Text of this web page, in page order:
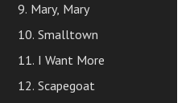
9. Mary, Mary
10. Smalltown
11. I Want More
12. Scapegoat